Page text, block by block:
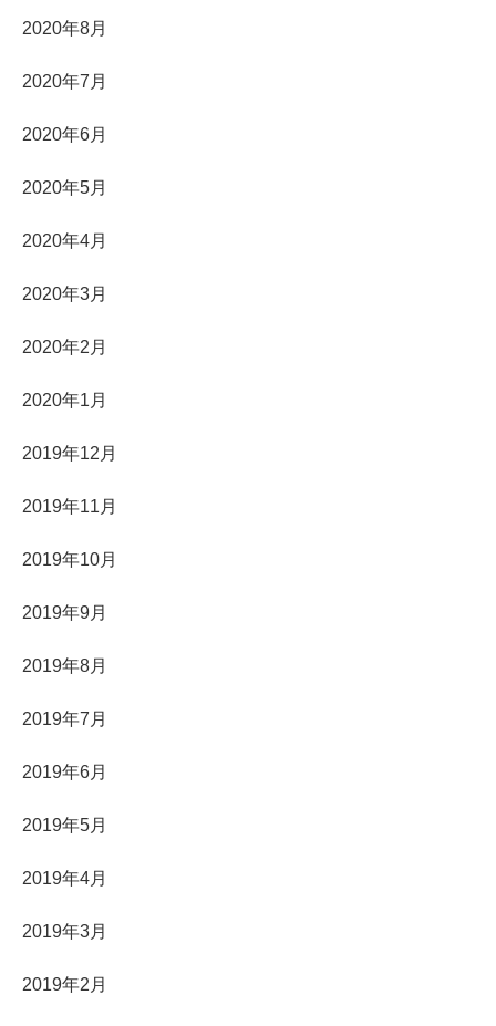
2020年8月
2020年7月
2020年6月
2020年5月
2020年4月
2020年3月
2020年2月
2020年1月
2019年12月
2019年11月
2019年10月
2019年9月
2019年8月
2019年7月
2019年6月
2019年5月
2019年4月
2019年3月
2019年2月